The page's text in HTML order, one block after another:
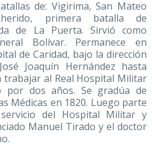
de: Vigirima, San Mateo
primera batalla de
de La Puerta. Sirvió como
Bolívar. Permanece en
de Caridad, bajo la dirección
Joaquín Hernández hasta
trabajar al Real Hospital Militar
por dos años. Se gradúa de
Médicas en 1820. Luego parte
del Hospital Militar y
Manuel Tirado y el doctor